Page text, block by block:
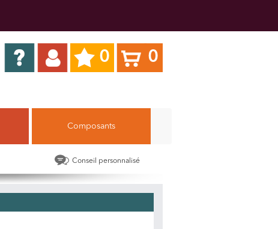
0 0
Composants
Conseil personnalisé